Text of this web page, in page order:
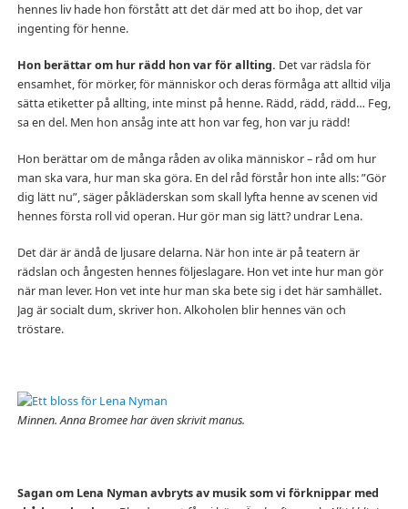
hennes liv hade hon förstått att det där med att bo ihop, det var
ingenting för henne.
Hon berättar om hur rädd hon var för allting. Det var rädsla för
ensamhet, för mörker, för människor och deras förmåga att alltid vilja
sätta etiketter på allting, inte minst på henne. Rädd, rädd, rädd… Feg,
sa en del. Men hon ansåg inte att hon var feg, hon var ju rädd!
Hon berättar om de många råden av olika människor – råd om hur
man ska vara, hur man ska göra. En del råd förstår hon inte alls: ”Gör
dig lätt nu”, säger påkläderskan som skall lyfta henne av scenen vid
hennes första roll vid operan. Hur gör man sig lätt? undrar Lena.
Det där är ändå de ljusare delarna. När hon inte är på teatern är
rädslan och ångesten hennes följeslagare. Hon vet inte hur man gör
när man lever. Hon vet inte hur man ska bete sig i det här samhället.
Jag är socialt dum, skriver hon. Alkoholen blir hennes vän och
tröstare.
Minnen. Anna Bromee har även skrivit manus.
Sagan om Lena Nyman avbryts av musik som vi förknippar med